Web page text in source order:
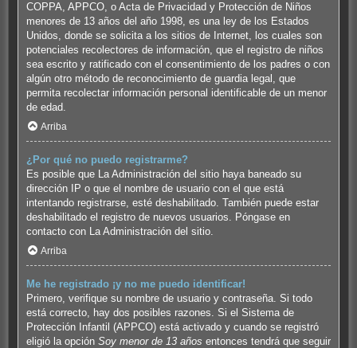
COPPA, APPCO, o Acta de Privacidad y Protección de Niños
menores de 13 años del año 1998, es una ley de los Estados
Unidos, donde se solicita a los sitios de Internet, los cuales son
potenciales recolectores de información, que el registro de niños
sea escrito y ratificado con el consentimiento de los padres o con
algún otro método de reconocimiento de guardia legal, que
permita recolectar información personal identificable de un menor
de edad.
Arriba
¿Por qué no puedo registrarme?
Es posible que La Administración del sitio haya baneado su
dirección IP o que el nombre de usuario con el que está
intentando registrarse, esté deshabilitado. También puede estar
deshabilitado el registro de nuevos usuarios. Póngase en
contacto con La Administración del sitio.
Arriba
Me he registrado ¡y no me puedo identificar!
Primero, verifique su nombre de usuario y contraseña. Si todo
está correcto, hay dos posibles razones. Si el Sistema de
Protección Infantil (APPCO) está activado y cuando se registró
eligió la opción Soy menor de 13 años entonces tendrá que seguir